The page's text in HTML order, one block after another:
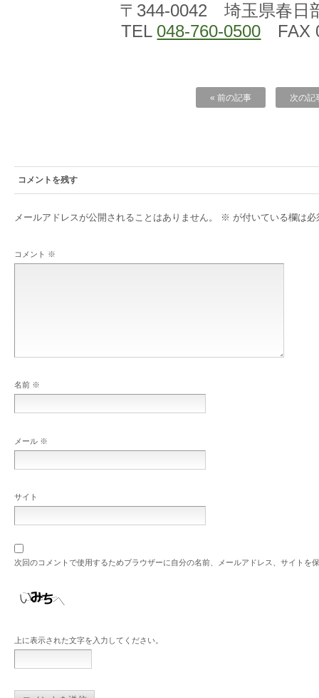
〒344-0042 埼玉県春日
TEL 048-760-0500 FAX
« 前の記事 次の記
コメントを残す
メールアドレスが公開されることはありません。 ※ が付いている欄は必
コメント ※
名前 ※
メール ※
サイト
次回のコメントで使用するためブラウザーに自分の名前、メールアドレス、サイトを
上に表示された文字を入力してください。